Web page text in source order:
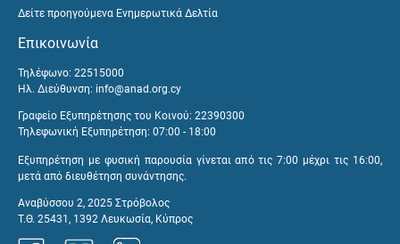
Δείτε προηγούμενα Ενημερωτικά Δελτία
Επικοινωνία
Τηλέφωνο: 22515000
Ηλ. Διεύθυνση: info@anad.org.cy
Γραφείο Εξυπηρέτησης του Κοινού: 22390300
Τηλεφωνική Εξυπηρέτηση: 07:00 - 18:00
Εξυπηρέτηση με φυσική παρουσία γίνεται από τις 7:00 μέχρι τις 16:00,
μετά από διευθέτηση συνάντησης.
Αναβύσσου 2, 2025 Στρόβολος
Τ.Θ. 25431, 1392 Λευκωσία, Κύπρος